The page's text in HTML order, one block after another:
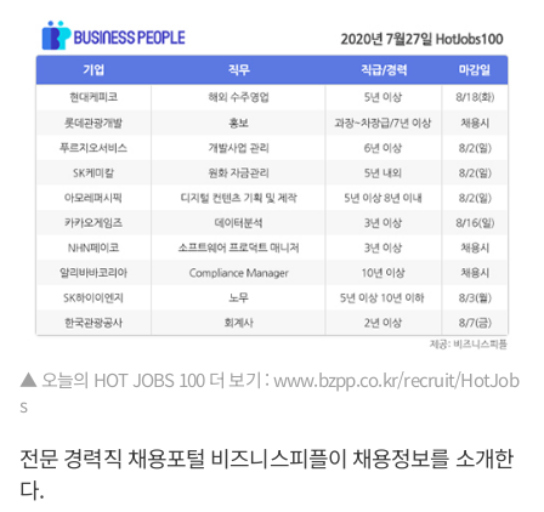
▲ 오늘의 HOT JOBS 100 더 보기 : www.bzpp.co.kr/recruit/HotJob
s
전문 경력직 채용포털 비즈니스피플이 채용정보를 소개한
다.